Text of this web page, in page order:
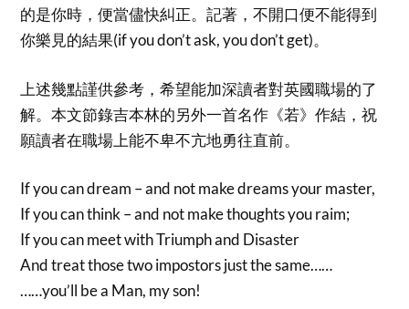
的是你時，便當儘快糾正。記著，不開口便不能得到
你樂見的結果(if you don’t ask, you don’t get)。
上述幾點謹供參考，希望能加深讀者對英國職場的了
解。本文節錄吉本林的另外一首名作《若》作結，祝
願讀者在職場上能不卑不亢地勇往直前。
If you can dream – and not make dreams your master,
If you can think – and not make thoughts you raim;
If you can meet with Triumph and Disaster
And treat those two impostors just the same……
……you’ll be a Man, my son!